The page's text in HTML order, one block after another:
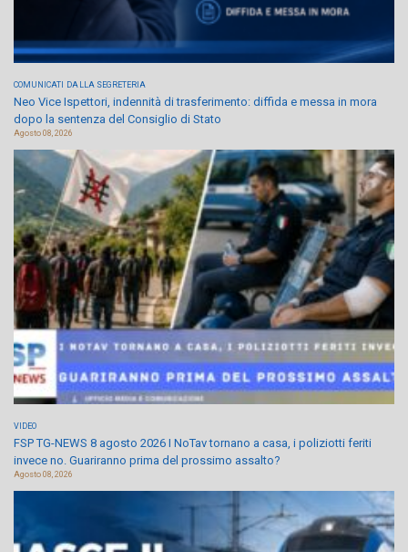
COMUNICATI DALLA SEGRETERIA
Neo Vice Ispettori, indennità di trasferimento: diffida e messa in mora
dopo la sentenza del Consiglio di Stato
Agosto 08, 2026
VIDEO
FSP TG-NEWS 8 agosto 2026 I NoTav tornano a casa, i poliziotti feriti
invece no. Guariranno prima del prossimo assalto?
Agosto 08, 2026